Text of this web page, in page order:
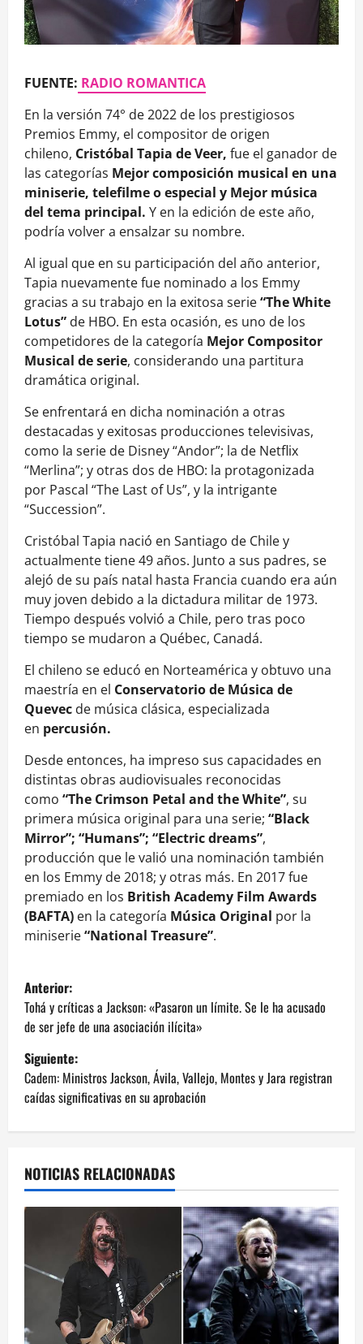
FUENTE: RADIO ROMANTICA
En la versión 74° de 2022 de los prestigiosos
Premios Emmy, el compositor de origen
chileno, Cristóbal Tapia de Veer, fue el ganador de
las categorías Mejor composición musical en una
miniserie, telefilme o especial y Mejor música
del tema principal. Y en la edición de este año,
podría volver a ensalzar su nombre.
Al igual que en su participación del año anterior,
Tapia nuevamente fue nominado a los Emmy
gracias a su trabajo en la exitosa serie“The White
Lotus” de HBO. En esta ocasión, es uno de los
competidores de la categoría Mejor Compositor
Musical de serie, considerando una partitura
dramática original.
Se enfrentará en dicha nominación a otras
destacadas y exitosas producciones televisivas,
como la serie de Disney “Andor”; la de Netflix
“Merlina”; y otras dos de HBO: la protagonizada
por Pascal “The Last of Us”, y la intrigante
“Succession”.
Cristóbal Tapia nació en Santiago de Chile y
actualmente tiene 49 años. Junto a sus padres, se
alejó de su país natal hasta Francia cuando era aún
muy joven debido a la dictadura militar de 1973.
Tiempo después volvió a Chile, pero tras poco
tiempo se mudaron a Québec, Canadá.
El chileno se educó en Norteamérica y obtuvo una
maestría en el Conservatorio de Música de
Quevec de música clásica, especializada
en percusión.
Desde entonces, ha impreso sus capacidades en
distintas obras audiovisuales reconocidas
como “The Crimson Petal and the White”, su
primera música original para una serie; “Black
Mirror”; “Humans”; “Electric dreams”,
producción que le valió una nominación también
en los Emmy de 2018; y otras más. En 2017 fue
premiado en los British Academy Film Awards
(BAFTA) en la categoría Música Original por la
miniserie“National Treasure”.
N
a
v
e
c
i
ó
d
Anterior:
Tohá y críticas a Jackson: «Pasaron un límite. Se le ha acusado
de ser jefe de una asociación ilícita»
Siguiente:
Cadem: Ministros Jackson, Ávila, Vallejo, Montes y Jara registran
caídas significativas en su aprobación
NOTICIAS RELACIONADAS